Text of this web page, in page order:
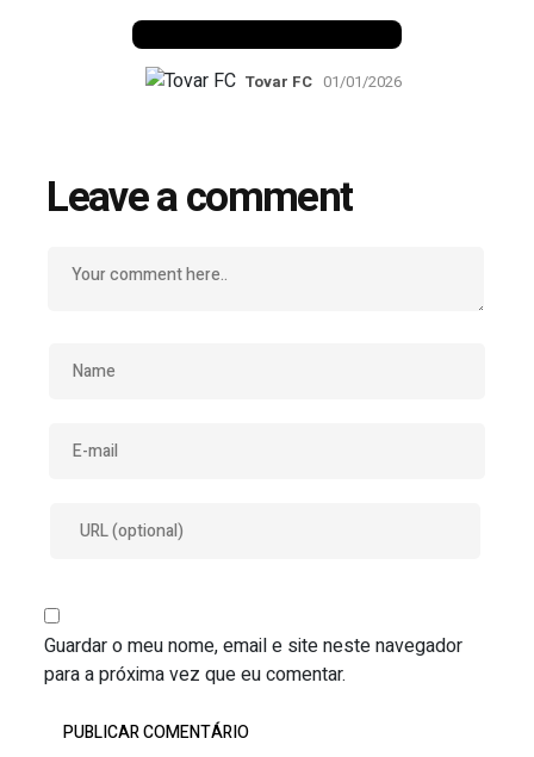
Tovar FC 01/01/2026
Leave a comment
Guardar o meu nome, email e site neste navegador
para a próxima vez que eu comentar.